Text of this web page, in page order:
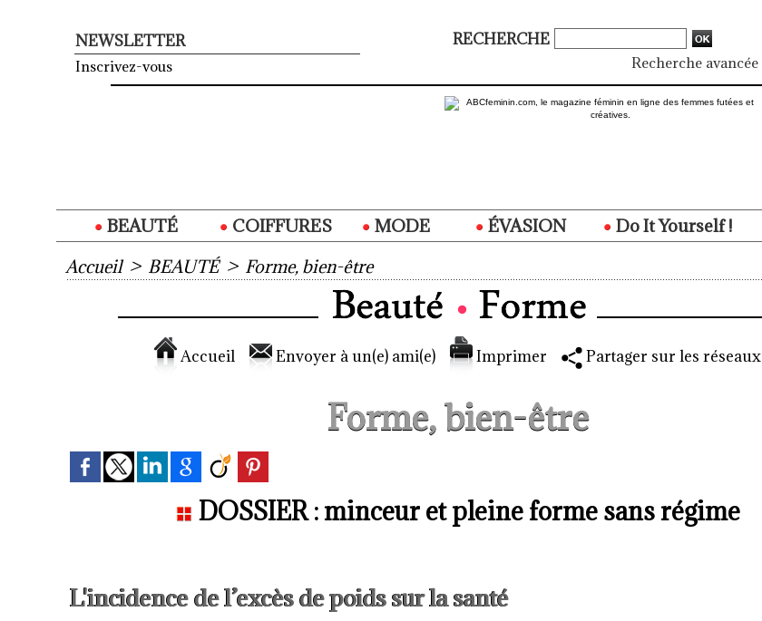
NEWSLETTER
Inscrivez-vous
RECHERCHE
Recherche avancée
BEAUTÉ COIFFURES MODE ÉVASION Do It Yourself !
Accueil > BEAUTÉ > Forme, bien-être
Accueil Envoyer à un(e) ami(e) Imprimer Partager sur les réseaux
Forme, bien-être
DOSSIER : minceur et pleine forme sans régime
L'incidence de l’excès de poids sur la santé